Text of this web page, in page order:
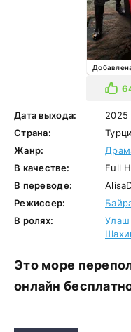
Дата выхода:
2025
Страна:
Жанр:
В качестве:
Full
В переводе:
Режиссер:
В ролях:
Улаш
Это море
онлайн